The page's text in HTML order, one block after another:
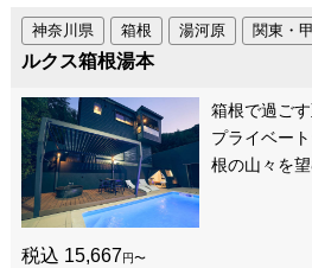
湯河原 関東・
神奈川県 箱根
ルクス箱根湯本
箱根で過ご
プライベー
根の山々を
税込 15,667円〜